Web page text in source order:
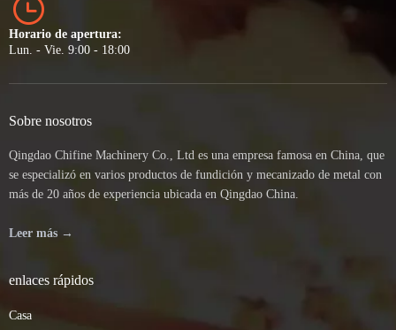
Horario de apertura:
Lun. - Vie. 9:00 - 18:00
Sobre nosotros
Qingdao Chifine Machinery Co., Ltd es una empresa famosa en China, que
se especializó en varios productos de fundición y mecanizado de metal con
más de 20 años de experiencia ubicada en Qingdao China.
Leer más →
enlaces rápidos
Casa